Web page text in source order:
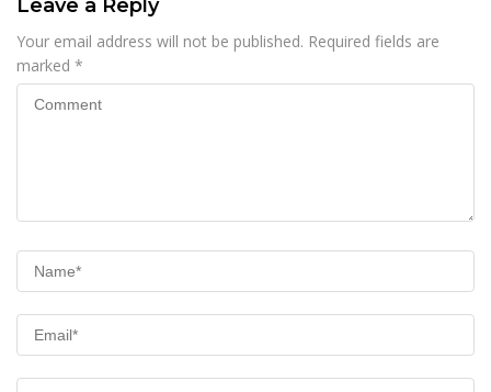
Leave a Reply
Your email address will not be published. Required fields are
marked *